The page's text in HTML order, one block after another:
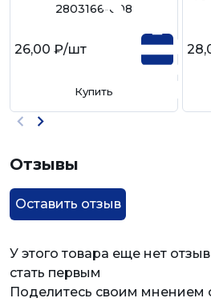
2803166-008
26,00 ₽/шт
Купить
Отзывы
Оставить отзыв
У этого товара еще нет
стать первым
Поделитесь своим мнением